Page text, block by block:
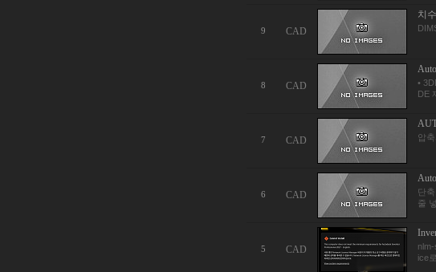
9 CAD
치
8 CAD
•
DE
7 CAD 압
6 CAD
단
줄
5 CAD
ice